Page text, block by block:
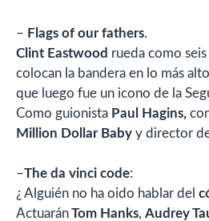
– Flags of our fathers.
Clint Eastwood rueda como
colocan la bandera en lo más
que luego fue un icono de la
Como guionista Paul Hagins,
Million Dollar Baby y director
–The da vinci code:
¿ Alguién no ha oido hablar del
ActuaránTom Hanks, Audrey